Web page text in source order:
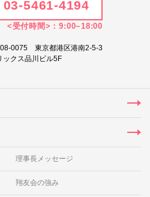
03-5461-4194
<受付時間>：9:00~18:00
0075 東京都港区港南2-5-3
ックス品川ビル5F
理事長メッセージ
翔友会の強み